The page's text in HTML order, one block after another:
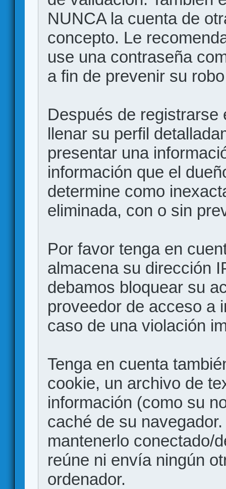
NUNCA la cuenta de
concepto. Le
use una contraseña
a fin de prevenir su
Después de registrarse
llenar su perfil
presentar una
información que el
determine como
eliminada, con o sin
Por favor tenga en
almacena su dirección
debamos bloquear su
proveedor de acceso a
caso de una violación
Tenga en cuenta
cookie, un archivo de
información (como su
caché de su
mantenerlo conectado/
reúne ni envía ningún
ordenador.